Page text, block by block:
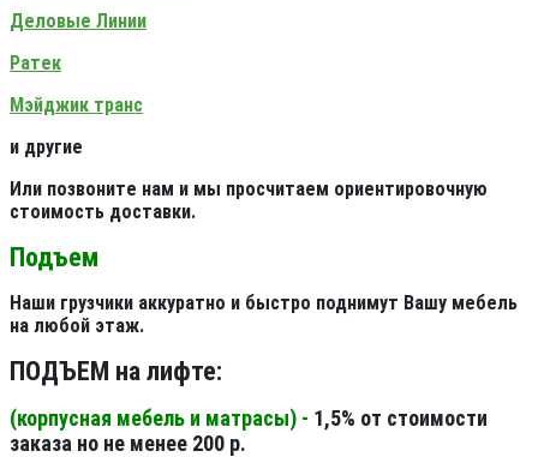
Деловые Линии
Ратек
Мэйджик транс
и другие
Или позвоните нам и мы просчитаем ориентировочную
стоимость доставки.
Подъем
Наши грузчики аккуратно и быстро поднимут Вашу мебель
на любой этаж.
ПОДЪЕМ на лифте:
(корпусная мебель и матрасы) - 1,5% от стоимости
заказа но не менее 200 р.